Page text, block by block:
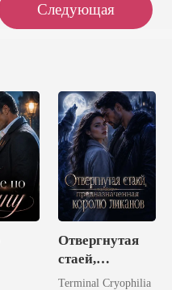
Следующая
Отвергнутая
стаей,
предназначенн
Terminal Cryophilia